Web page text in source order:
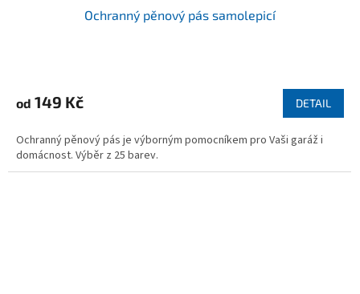
Ochranný pěnový pás samolepicí
produktu
je
z
5
hvězdiček.
od 149 Kč DETAIL
Ochranný pěnový pás je výborným pomocníkem pro Vaši garáž i
domácnost. Výběr z 25 barev.